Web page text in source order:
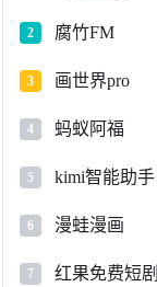
2 腐竹FM
3 画世界pro
4 蚂蚁阿福
5 kimi智能助手
6 漫蛙漫画
7 红果免费短剧